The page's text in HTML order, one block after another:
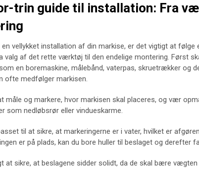
trin guide til installation: Fra
vellykket installation af din markise, er det vigtigt at
valg af det rette værktøj til den endelige montering. Først
en boremaskine, målebånd, vaterpas, skruetrækker og
ofte medfølger markisen.
måle og markere, hvor markisen skal placeres, og vær
som nedløbsrør eller vindueskarme.
til at sikre, at markeringerne er i vater, hvilket er
er på plads, kan du bore huller til beslaget og derefter
at sikre, at beslagene sidder solidt, da de skal bære